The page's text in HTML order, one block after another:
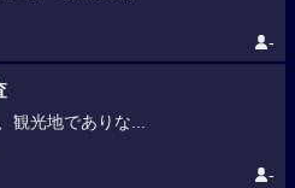
-
観光地でありな...
-